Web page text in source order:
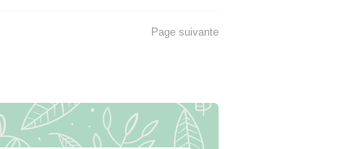
Page suivante